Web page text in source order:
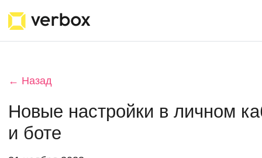
← Назад
Новые настройки в личном
и боте